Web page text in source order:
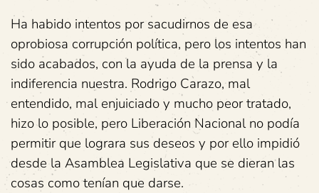
Ha habido intentos por sacudirnos de esa
oprobiosa corrupción política, pero los intentos han
sido acabados, con la ayuda de la prensa y la
indiferencia nuestra. Rodrigo Carazo, mal
entendido, mal enjuiciado y mucho peor tratado,
hizo lo posible, pero Liberación Nacional no podía
permitir que lograra sus deseos y por ello impidió
desde la Asamblea Legislativa que se dieran las
cosas como tenían que darse.